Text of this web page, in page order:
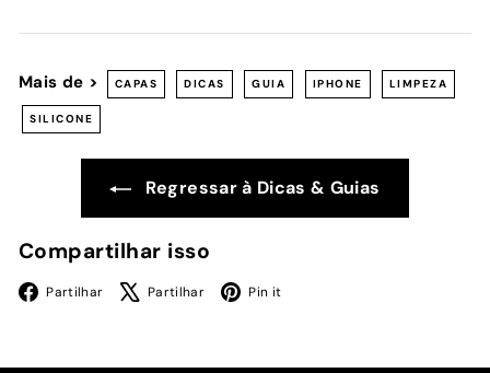
Mais de > CAPAS DICAS GUIA IPHONE LIMPEZA
SILICONE
Regressar à Dicas & Guias
Compartilhar isso
Partilhar Facebook
Partilhar X Pin it